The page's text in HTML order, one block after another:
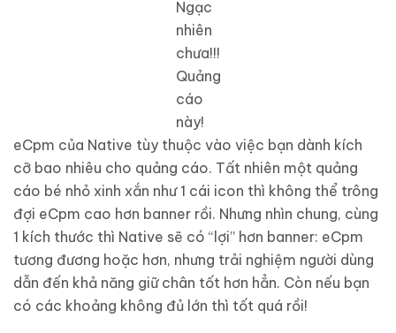
Ngạc
nhiên
chưa!!!
Quảng
cáo
này!
eCpm của Native tùy thuộc vào việc bạn dành kích
cỡ bao nhiêu cho quảng cáo. Tất nhiên một quảng
cáo bé nhỏ xinh xắn như 1 cái icon thì không thể trông
đợi eCpm cao hơn banner rồi. Nhưng nhìn chung, cùng
1 kích thước thì Native sẽ có “lợi” hơn banner: eCpm
tương đương hoặc hơn, nhưng trải nghiệm người dùng
dẫn đến khả năng giữ chân tốt hơn hẳn. Còn nếu bạn
có các khoảng không đủ lớn thì tốt quá rồi!